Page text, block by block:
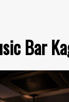
Bar